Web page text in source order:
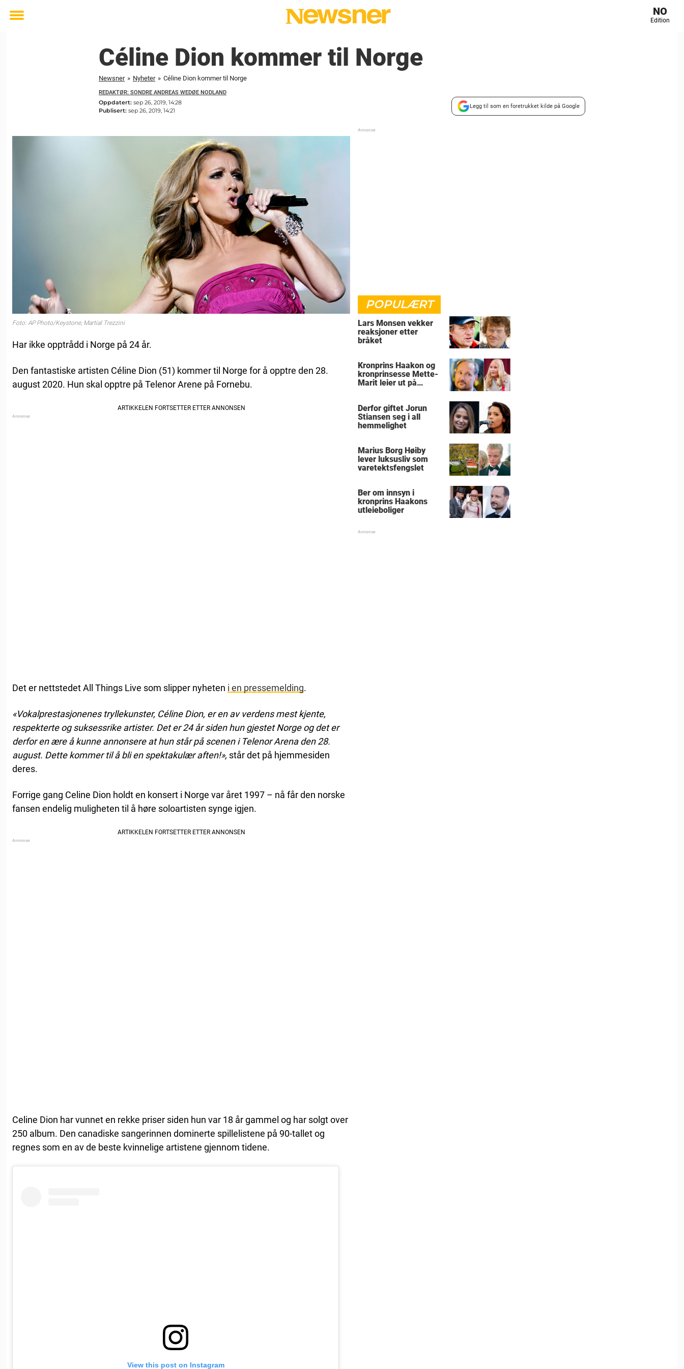
Toggle
NO
Edition
Céline Dion kommer til Norge
Newsner » Nyheter » Céline Dion kommer til Norge
REDAKTØR: SONDRE ANDREAS WEDØE NODLAND
Oppdatert: sep 26, 2019, 14:28
Publisert: sep 26, 2019, 14:21
Legg til som en foretrukket kilde på Google
Foto: AP Photo/Keystone, Martial Trezzini
Har ikke opptrådd i Norge på 24 år.
Den fantastiske artisten Céline Dion (51) kommer til Norge for å opptre den 28.
august 2020. Hun skal opptre på Telenor Arene på Fornebu.
Det er nettstedet All Things Live som slipper nyheten i en pressemelding.
«Vokalprestasjonenes tryllekunster, Céline Dion, er en av verdens mest kjente,
respekterte og suksessrike artister. Det er 24 år siden hun gjestet Norge og det er
derfor en ære å kunne annonsere at hun står på scenen i Telenor Arena den 28.
august. Dette kommer til å bli en spektakulær aften!», står det på hjemmesiden
deres.
Forrige gang Celine Dion holdt en konsert i Norge var året 1997 – nå får den norske
fansen endelig muligheten til å høre soloartisten synge igjen.
Celine Dion har vunnet en rekke priser siden hun var 18 år gammel og har solgt over
250 album. Den canadiske sangerinnen dominerte spillelistene på 90-tallet og
regnes som en av de beste kvinnelige artistene gjennom tidene.
View this post on Instagram
POPULÆRT
Lars Monsen vekker
reaksjoner etter
bråket
Kronprins Haakon og
kronprinsesse Mette-
Marit leier ut på
Derfor giftet Jorun
Stiansen seg i all
hemmelighet
Marius Borg Høiby
lever luksusliv som
varetektsfengslet
Ber om innsyn i
kronprins Haakons
utleieboliger